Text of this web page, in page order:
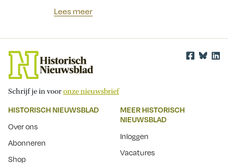
Lees meer
Schrijf je in vooronze nieuwsbrief
HISTORISCH NIEUWSBLAD
Over ons
Abonneren
Shop
MEER HISTORISCH
NIEUWSBLAD
Inloggen
Vacatures